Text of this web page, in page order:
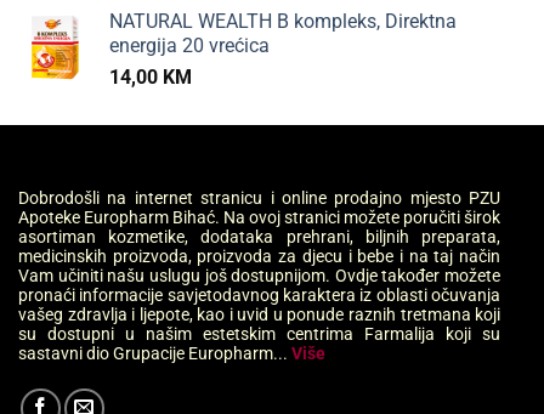
NATURAL WEALTH B kompleks, Direktna
energija 20 vrećica
14,00 KM
Dobrodošli na internet stranicu i online prodajno mjesto PZU
Apoteke Europharm Bihać. Na ovoj stranici možete poručiti širok
asortiman kozmetike, dodataka prehrani, biljnih preparata,
medicinskih proizvoda, proizvoda za djecu i bebe i na taj način
Vam učiniti našu uslugu još dostupnijom. Ovdje također možete
pronaći informacije savjetodavnog karaktera iz oblasti očuvanja
vašeg zdravlja i ljepote, kao i uvid u ponude raznih tretmana koji
su dostupni u našim estetskim centrima Farmalija koji su
sastavni dio Grupacije Europharm... Više